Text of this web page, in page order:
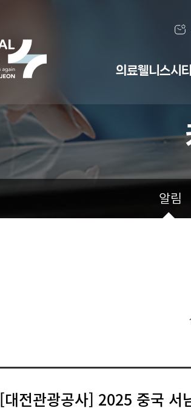
의료웰니스시
알림
[대전관광공사] 2025 중국 서